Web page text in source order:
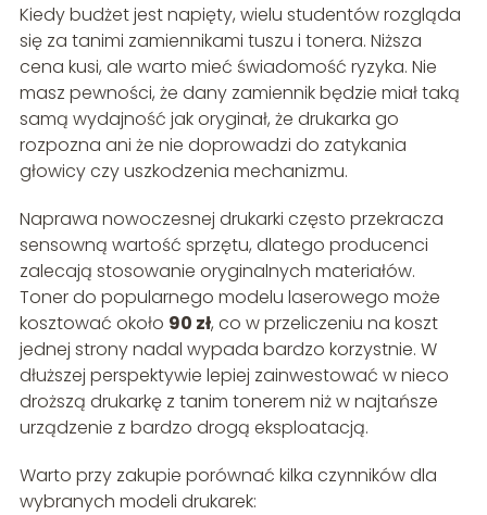
Kiedy budżet jest napięty, wielu studentów rozgląda
się za tanimi zamiennikami tuszu i tonera. Niższa
cena kusi, ale warto mieć świadomość ryzyka. Nie
masz pewności, że dany zamiennik będzie miał taką
samą wydajność jak oryginał, że drukarka go
rozpozna ani że nie doprowadzi do zatykania
głowicy czy uszkodzenia mechanizmu.
Naprawa nowoczesnej drukarki często przekracza
sensowną wartość sprzętu, dlatego producenci
zalecają stosowanie oryginalnych materiałów.
Toner do popularnego modelu laserowego może
kosztować około 90 zł, co w przeliczeniu na koszt
jednej strony nadal wypada bardzo korzystnie. W
dłuższej perspektywie lepiej zainwestować w nieco
droższą drukarkę z tanim tonerem niż w najtańsze
urządzenie z bardzo drogą eksploatacją.
Warto przy zakupie porównać kilka czynników dla
wybranych modeli drukarek: